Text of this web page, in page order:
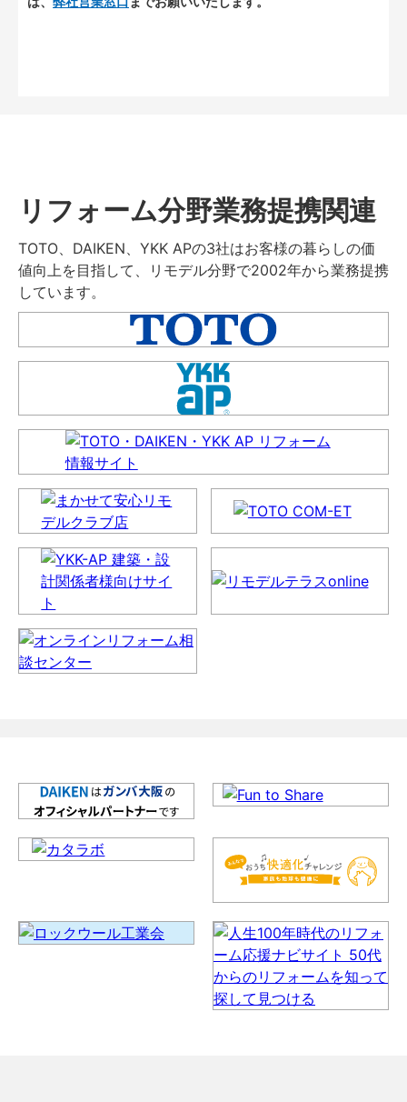
リフォーム分野業務提携関連
TOTO、DAIKEN、YKK APの3社はお客様の暮らしの価
値向上を目指して、リモデル分野で2002年から業務提携
しています。